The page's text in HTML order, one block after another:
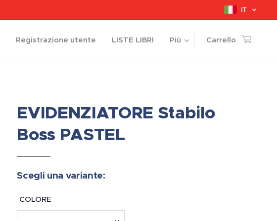
IT
Registrazione utente LISTE LIBRI Più Carrello
EVIDENZIATORE Stabilo
Boss PASTEL
Scegli una variante:
COLORE